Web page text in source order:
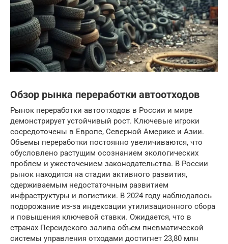
Обзор рынка переработки автоотходов
Рынок переработки автоотходов в России и мире
демонстрирует устойчивый рост. Ключевые игроки
сосредоточены в Европе, Северной Америке и Азии.
Объемы переработки постоянно увеличиваются, что
обусловлено растущим осознанием экологических
проблем и ужесточением законодательства. В России
рынок находится на стадии активного развития,
сдерживаемым недостаточным развитием
инфраструктуры и логистики. В 2024 году наблюдалось
подорожание из-за индексации утилизационного сбора
и повышения ключевой ставки. Ожидается, что в
странах Персидского залива объем пневматической
системы управления отходами достигнет 23,80 млн